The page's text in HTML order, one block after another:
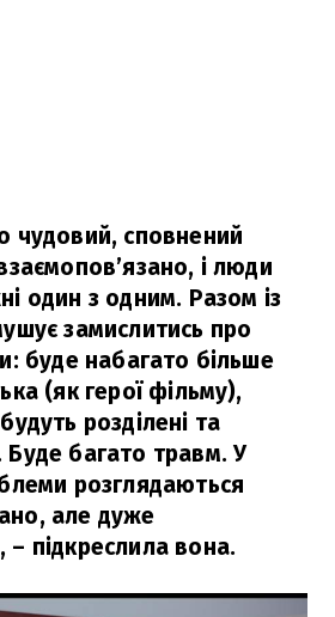
чудовий, сповнений
і люди
один з одним. Разом із
замислитись про
буде набагато більше
(як герої фільму),
розділені та
Буде багато травм. У
розглядаються
але дуже
– підкреслила вона.